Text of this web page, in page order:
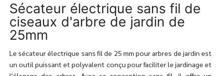
Sécateur électrique sans fil de
ciseaux d'arbre de jardin de
25mm
Le sécateur électrique sans fil de 25 mm pour arbres de jardin est
un outil puissant et polyvalent conçu pour faciliter le jardinage et